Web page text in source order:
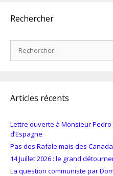
Rechercher
Articles récents
Lettre ouverte à Monsieur
d’Espagne
Pas des Rafale mais des
14 Juillet 2026 : le grand
La question communiste par